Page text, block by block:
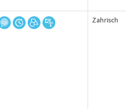
Zahrisch